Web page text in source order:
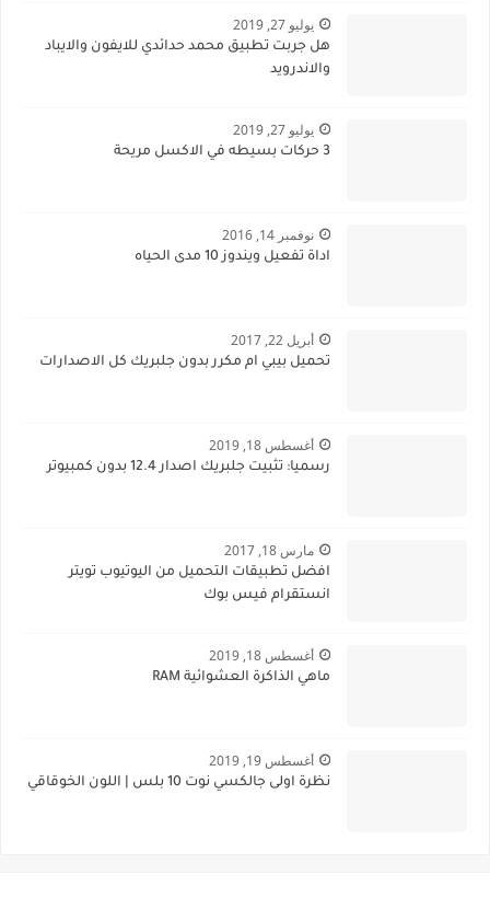
يوليو 27, 2019
هل جربت تطبيق محمد حدائدي للايفون والايباد
والاندرويد
يوليو 27, 2019
3 حركات بسيطه في الاكسل مريحة
نوفمبر 14, 2016
اداة تفعيل ويندوز 10 مدى الحياه
أبريل 22, 2017
تحميل بيبي ام مكرر بدون جلبريك كل الاصدارات
أغسطس 18, 2019
رسميا: تثبيت جلبريك اصدار 12.4 بدون كمبيوتر
مارس 18, 2017
افضل تطبيقات التحميل من اليوتيوب تويتر
انستقرام فيس بوك
أغسطس 18, 2019
ماهي الذاكرة العشوائية RAM
أغسطس 19, 2019
نظرة اولى جالكسي نوت 10 بلس | اللون الخوقاقي